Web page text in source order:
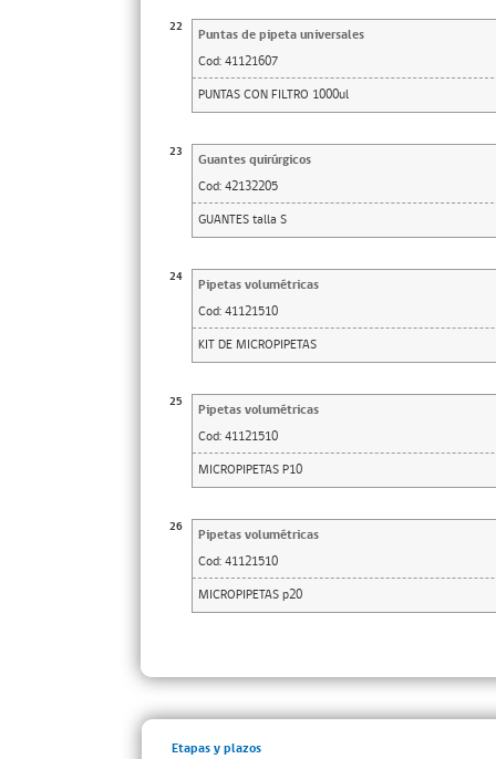
22
Puntas de pipeta universales
Cod: 41121607
PUNTAS CON FILTRO 1000ul
23
Guantes quirúrgicos
Cod: 42132205
GUANTES talla S
24
Pipetas volumétricas
Cod: 41121510
KIT DE MICROPIPETAS
25
Pipetas volumétricas
Cod: 41121510
MICROPIPETAS P10
26
Pipetas volumétricas
Cod: 41121510
MICROPIPETAS p20
Etapas y plazos